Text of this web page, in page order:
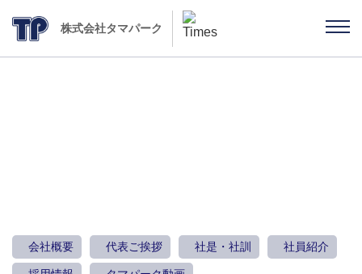
株式会社タマパーク
会社概要 代表ご挨拶 社是・社訓 社員紹介